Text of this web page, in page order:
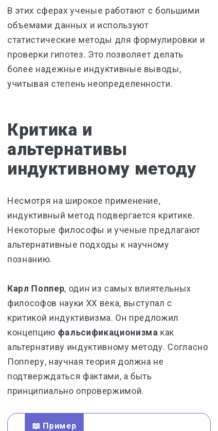
В этих сферах ученые работают с большими
объемами данных и используют
статистические методы для формулировки и
проверки гипотез. Это позволяет делать
более надежные индуктивные выводы,
учитывая степень неопределенности.
Критика и
альтернативы
индуктивному методу
Несмотря на широкое применение,
индуктивный метод подвергается критике.
Некоторые философы и ученые предлагают
альтернативные подходы к научному
познанию.
Карл Поппер, один из самых влиятельных
философов науки XX века, выступал с
критикой индуктивизма. Он предложил
концепцию фальсификационизма как
альтернативу индуктивному методу. Согласно
Попперу, научная теория должна не
подтверждаться фактами, а быть
принципиально опровержимой.
📖 Пример